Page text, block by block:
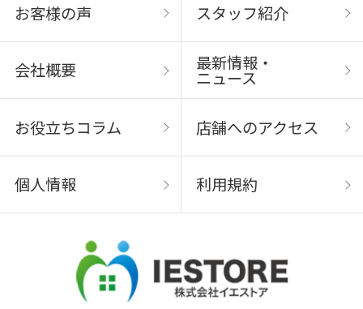
お客様の声 スタッフ紹介
会社概要 最新情報・
ニュース
お役立ちコラム 店舗へのアクセス
個人情報 利用規約